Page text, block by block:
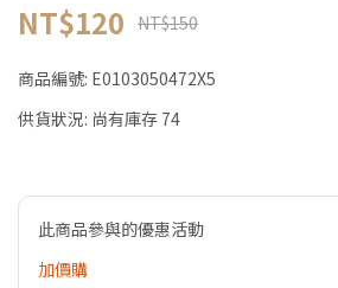
NT$120 NT$150
商品編號: E0103050472X5
供貨狀況: 尚有庫存 74
此商品參與的優惠活動
加價購